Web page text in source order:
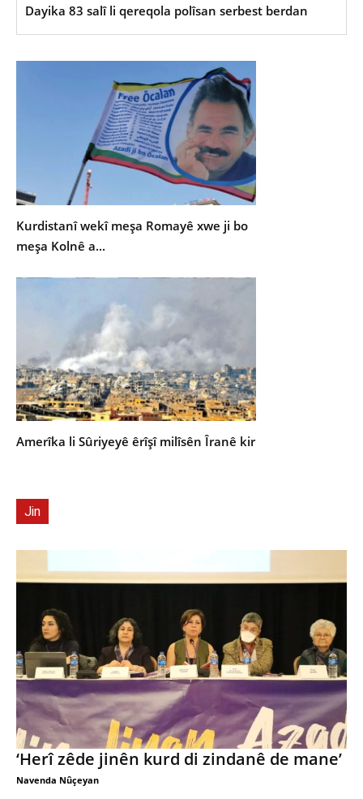
Dayika 83 salî li qereqola polîsan serbest berdan
Kurdistanî wekî meşa Romayê xwe ji bo
meşa Kolnê a...
Amerîka li Sûriyeyê êrîşî milîsên Îranê kir
Jin
‘Herî zêde jinên kurd di zindanê de mane’
Navenda Nûçeyan